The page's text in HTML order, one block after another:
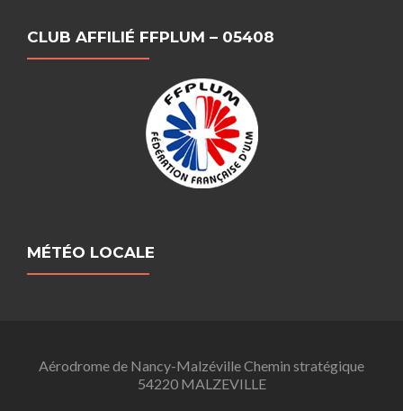
CLUB AFFILIÉ FFPLUM – 05408
MÉTÉO LOCALE
Aérodrome de Nancy-Malzéville Chemin stratégique
54220 MALZEVILLE